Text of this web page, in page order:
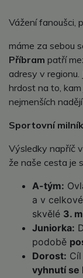
Vážení fanoušci,
máme za sebou
Příbram patří
adresy v regionu.
hrdost na to, kam
nejmenších
Sportovní
Výsledky napříč
že naše cesta je
A-tým:
a v
skvělé 3.
Juniorka:
podobě
Dorost:
vyhnutí se